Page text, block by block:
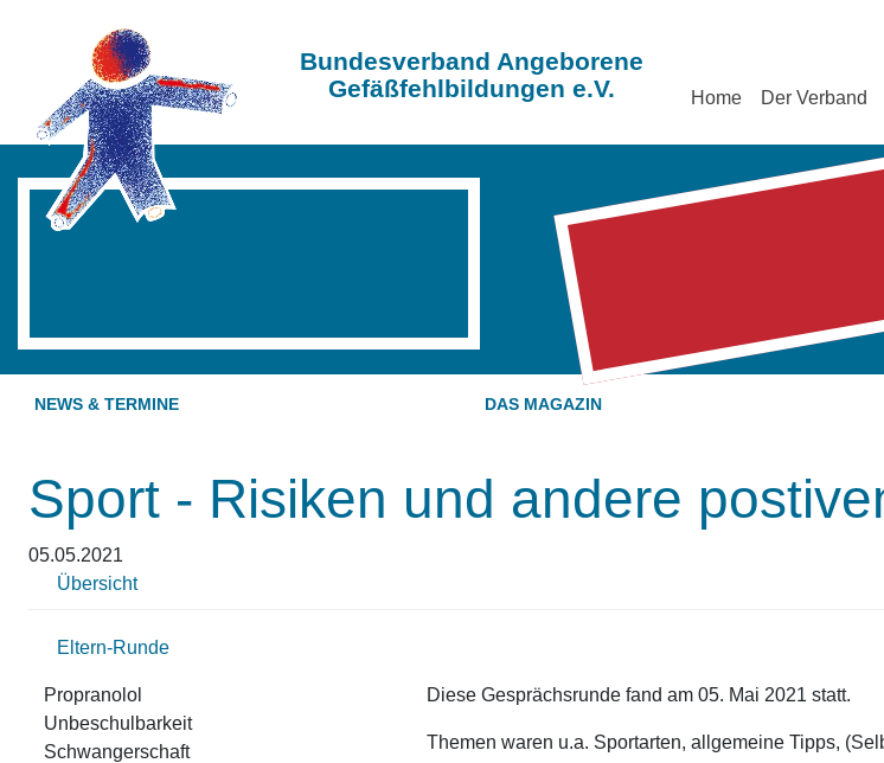
Bundesverband Angeborene
Gefäßfehlbildungen e.V.
Home Der Verband
NEWS & TERMINE DAS MAGAZIN
Sport - Risiken und andere
05.05.2021
Übersicht
Eltern-Runde
Propranolol
Unbeschulbarkeit
Schwangerschaft
Diese Gesprächsrunde fand am 05. Mai 2021 statt.
Themen waren u.a. Sportarten, allgemeine Tipps,